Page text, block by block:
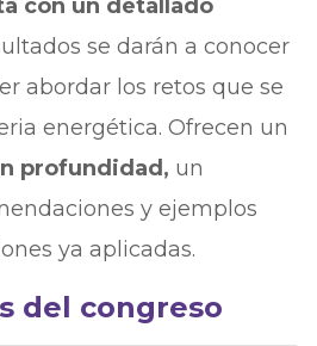
con un detallado
se darán a conocer
abordar los retos que se
energética. Ofrecen un
profundidad, un
y ejemplos
ya aplicadas.
del congreso